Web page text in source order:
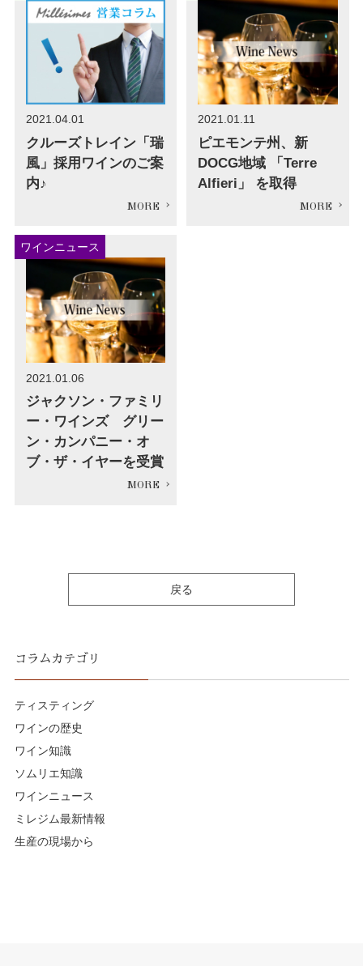
2021.04.01
クルーズトレイン「瑞
風」採用ワインのご案
内♪
2021.01.11
ピエモンテ州、新
DOCG地域 「Terre
Alfieri」 を取得
ワインニュース
2021.01.06
ジャクソン・ファミリ
ー・ワインズ グリー
ン・カンパニー・オ
ブ・ザ・イヤーを受賞
戻る
コラムカテゴリ
ティスティング
ワインの歴史
ワイン知識
ソムリエ知識
ワインニュース
ミレジム最新情報
生産の現場から